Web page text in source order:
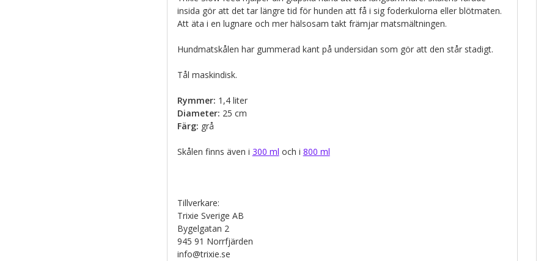
insida gör att det tar längre tid för hunden att få i sig foderkulorna eller blötmaten.
Att äta i en lugnare och mer hälsosam takt främjar matsmältningen.
Hundmatskålen har gummerad kant på undersidan som gör att den står stadigt.
Tål maskindisk.
Rymmer: 1,4 liter
Diameter: 25 cm
Färg: grå
Skålen finns även i 300 ml och i 800 ml
Tillverkare:
Trixie Sverige AB
Bygelgatan 2
945 91 Norrfjärden
info@trixie.se